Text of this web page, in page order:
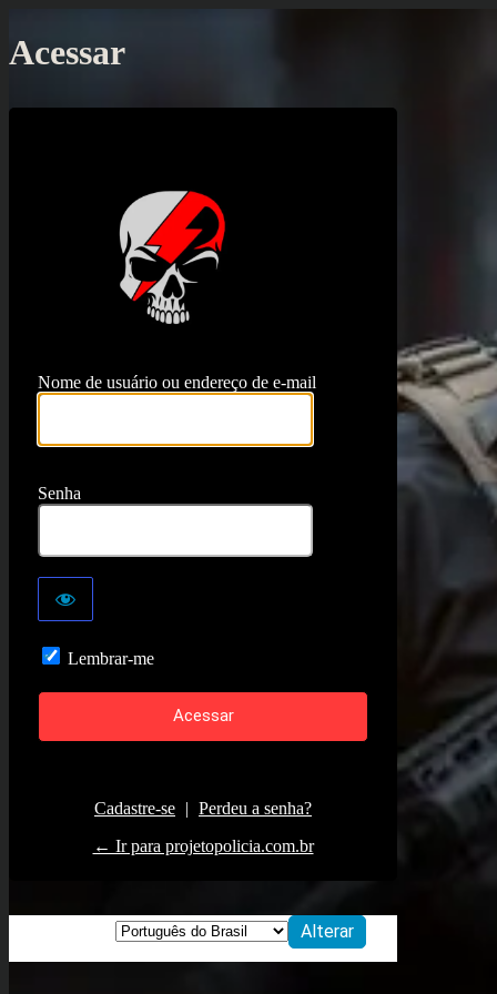
Acessar
Nome de usuário ou endereço de e-mail
Senha
Lembrar-me
Cadastre-se | Perdeu a senha?
← Ir para projetopolicia.com.br